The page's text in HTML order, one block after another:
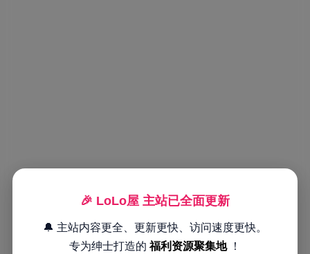
🎉 LoLo屋 主站已全面更新
🔔 主站内容更全、更新更快、访问速度更快。
专为绅士打造的福利资源聚集地 ！